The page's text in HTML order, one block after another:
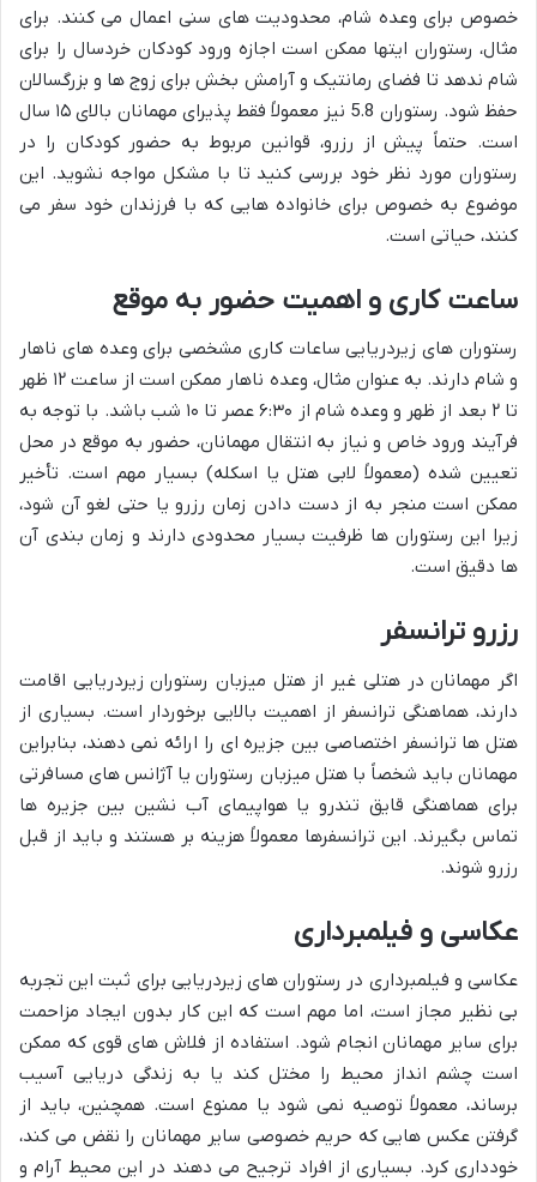
خصوص برای وعده شام، محدودیت های سنی اعمال می کنند. برای
مثال، رستوران ایتها ممکن است اجازه ورود کودکان خردسال را برای
شام ندهد تا فضای رمانتیک و آرامش بخش برای زوج ها و بزرگسالان
حفظ شود. رستوران 5.8 نیز معمولاً فقط پذیرای مهمانان بالای ۱۵ سال
است. حتماً پیش از رزرو، قوانین مربوط به حضور کودکان را در
رستوران مورد نظر خود بررسی کنید تا با مشکل مواجه نشوید. این
موضوع به خصوص برای خانواده هایی که با فرزندان خود سفر می
کنند، حیاتی است.
ساعت کاری و اهمیت حضور به موقع
رستوران های زیردریایی ساعات کاری مشخصی برای وعده های ناهار
و شام دارند. به عنوان مثال، وعده ناهار ممکن است از ساعت ۱۲ ظهر
تا ۲ بعد از ظهر و وعده شام از ۶:۳۰ عصر تا ۱۰ شب باشد. با توجه به
فرآیند ورود خاص و نیاز به انتقال مهمانان، حضور به موقع در محل
تعیین شده (معمولاً لابی هتل یا اسکله) بسیار مهم است. تأخیر
ممکن است منجر به از دست دادن زمان رزرو یا حتی لغو آن شود،
زیرا این رستوران ها ظرفیت بسیار محدودی دارند و زمان بندی آن
ها دقیق است.
رزرو ترانسفر
اگر مهمانان در هتلی غیر از هتل میزبان رستوران زیردریایی اقامت
دارند، هماهنگی ترانسفر از اهمیت بالایی برخوردار است. بسیاری از
هتل ها ترانسفر اختصاصی بین جزیره ای را ارائه نمی دهند، بنابراین
مهمانان باید شخصاً با هتل میزبان رستوران یا آژانس های مسافرتی
برای هماهنگی قایق تندرو یا هواپیمای آب نشین بین جزیره ها
تماس بگیرند. این ترانسفرها معمولاً هزینه بر هستند و باید از قبل
رزرو شوند.
عکاسی و فیلمبرداری
عکاسی و فیلمبرداری در رستوران های زیردریایی برای ثبت این تجربه
بی نظیر مجاز است، اما مهم است که این کار بدون ایجاد مزاحمت
برای سایر مهمانان انجام شود. استفاده از فلاش های قوی که ممکن
است چشم انداز محیط را مختل کند یا به زندگی دریایی آسیب
برساند، معمولاً توصیه نمی شود یا ممنوع است. همچنین، باید از
گرفتن عکس هایی که حریم خصوصی سایر مهمانان را نقض می کند،
خودداری کرد. بسیاری از افراد ترجیح می دهند در این محیط آرام و